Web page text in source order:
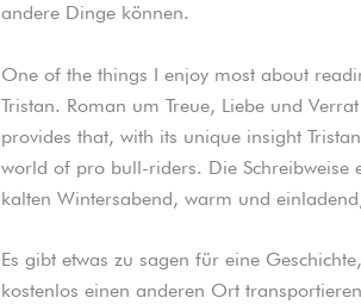
andere Dinge können.
One of the things I enjoy most about
Tristan. Roman um Treue, Liebe und
provides that, with its unique insight
world of pro bull-riders. Die Schreibweise
kalten Wintersabend, warm und
Es gibt etwas zu sagen für eine
kostenlos einen anderen Ort